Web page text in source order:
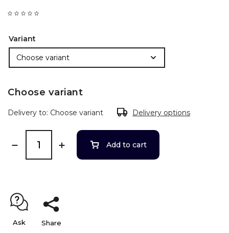
Variant
Choose variant
Delivery to: Choose variant Delivery options
Add to cart
Ask Share